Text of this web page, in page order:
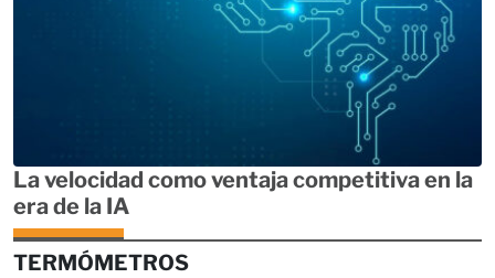
La velocidad como ventaja competitiva en la
era de la IA
TERMÓMETROS